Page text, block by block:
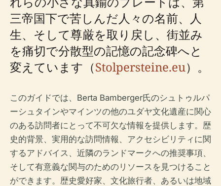
三帝国下で苦しんだ人々の名前、人
生、そして尊厳を取り戻し、街並み
を痛切で分散型の記憶の記念碑へと
変えています（Stolpersteine.eu）。
このガイドでは、Berta Bamberger氏のシュトゥルパ
ーシュタインやマインツの他のユダヤ文化遺産に関心
のある訪問者にとって不可欠な情報を提供します。歴
史的背景、実用的な訪問情報、アクセシビリティに関
するアドバイス、近隣のランドマークへの推奨事項、
そして有意義な関与のためのリソースを見つけること
ができます。歴史愛好家、文化旅行者、あるいは地域